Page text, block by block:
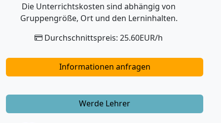
Die Unterrichtskosten sind abhängig von
Gruppengröße, Ort und den Lerninhalten.
Durchschnittspreis: 25.60EUR/h
Informationen anfragen
Werde Lehrer